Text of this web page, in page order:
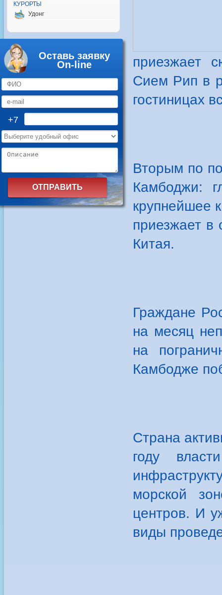
КУРОРТЫ
Удонг
Оставь заявку
On-line
+7
приезжает
Сием Рип в
гостиницах
Вторым по
Камбоджи:
крупнейшее
приезжает в
Китая.
Граждане
на месяц
на
Камбодже
Страна
году
морской
центров. И
виды